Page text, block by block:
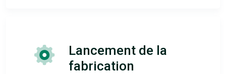
Lancement de la
fabrication